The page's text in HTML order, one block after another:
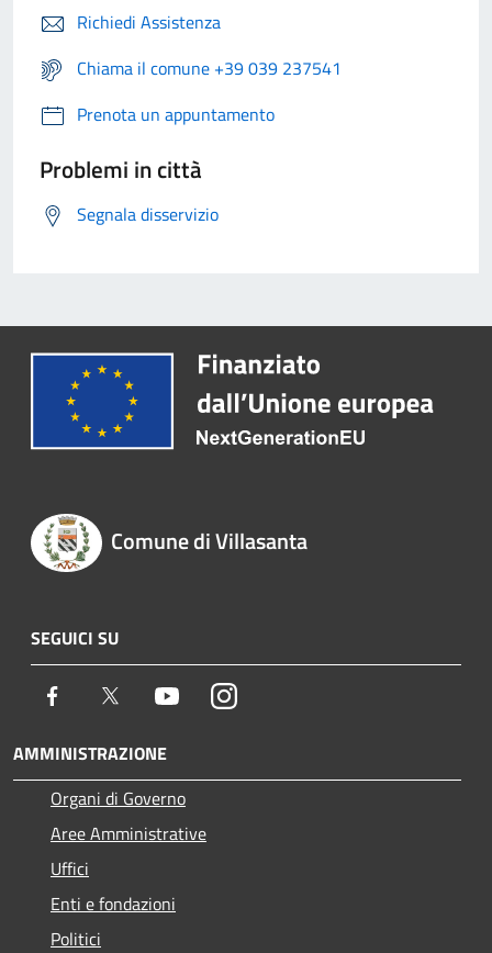
Richiedi Assistenza
Chiama il comune +39 039 237541
Prenota un appuntamento
Problemi in città
Segnala disservizio
Comune di Villasanta
SEGUICI SU
Facebook Twitter YoutubeInstagram
AMMINISTRAZIONE
Organi di Governo
Aree Amministrative
Uffici
Enti e fondazioni
Politici